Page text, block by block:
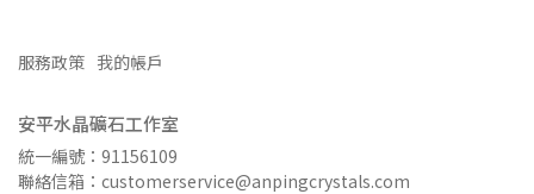
服務政策 我的帳戶
安平水晶礦石工作室
統一編號：91156109
聯絡信箱：customerservice@anpingcrystals.com